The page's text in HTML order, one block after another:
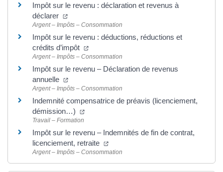
Impôt sur le revenu : déclaration et revenus à
déclarer
Argent – Impôts – Consommation
Impôt sur le revenu : déductions, réductions et
crédits d’impôt
Argent – Impôts – Consommation
Impôt sur le revenu – Déclaration de revenus
annuelle
Argent – Impôts – Consommation
Indemnité compensatrice de préavis (licenciement,
démission…)
Travail – Formation
Impôt sur le revenu – Indemnités de fin de contrat,
licenciement, retraite
Argent – Impôts – Consommation